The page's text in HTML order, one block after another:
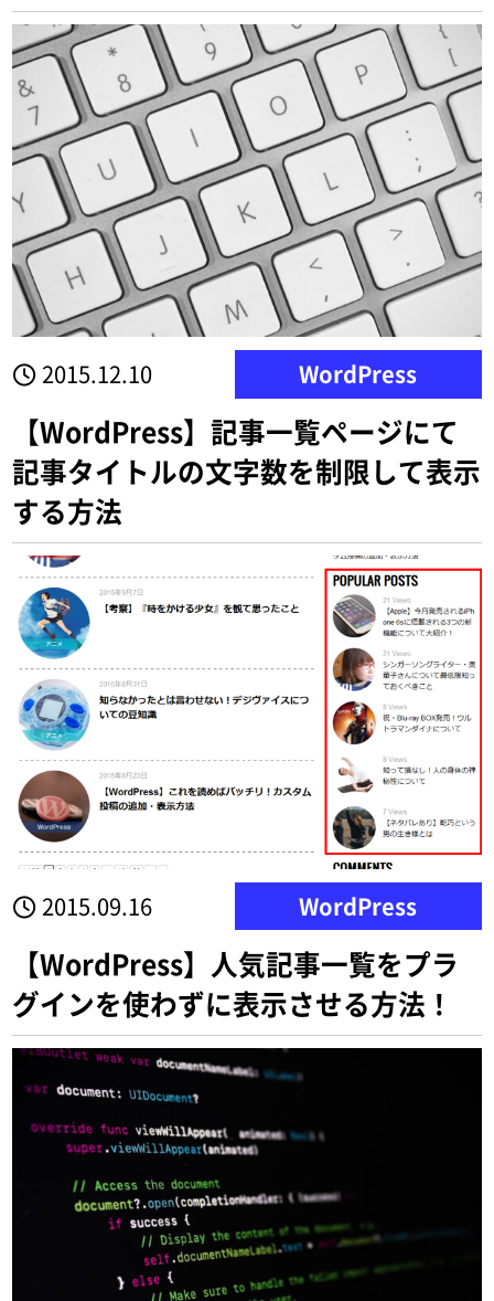
2015.12.10 WordPress
【WordPress】記事一覧ページにて
記事タイトルの文字数を制限して表示
する方法
2015.09.16 WordPress
【WordPress】人気記事一覧をプラ
グインを使わずに表示させる方法！